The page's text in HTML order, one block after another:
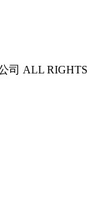
司 ALL RIGHTS